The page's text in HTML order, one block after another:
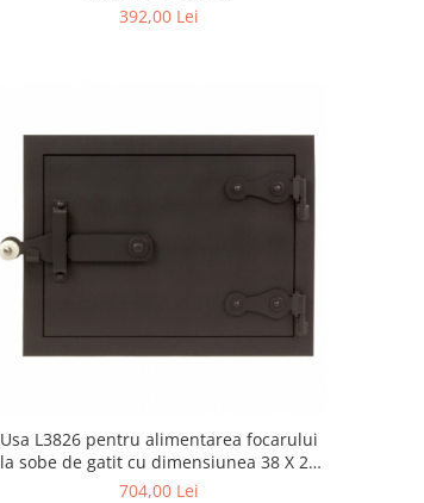
392,00 Lei
Usa L3826 pentru alimentarea focarului
la sobe de gatit cu dimensiunea 38 X 26
cm
704,00 Lei